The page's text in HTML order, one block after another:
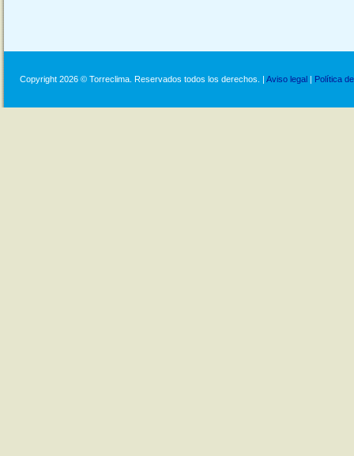
Copyright 2026 © Torreclima. Reservados todos los derechos. | Aviso legal | Política